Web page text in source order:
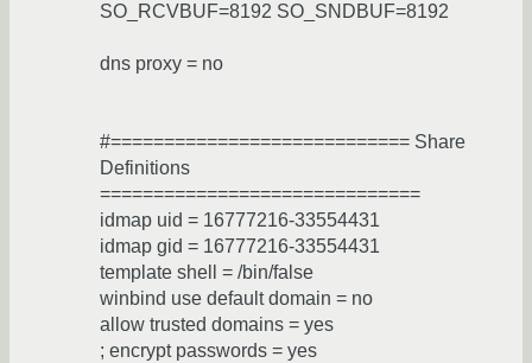
SO_RCVBUF=8192 SO_SNDBUF=8192
dns proxy = no
#============================ Share
Definitions
==============================
idmap uid = 16777216-33554431
idmap gid = 16777216-33554431
template shell = /bin/false
winbind use default domain = no
allow trusted domains = yes
; encrypt passwords = yes